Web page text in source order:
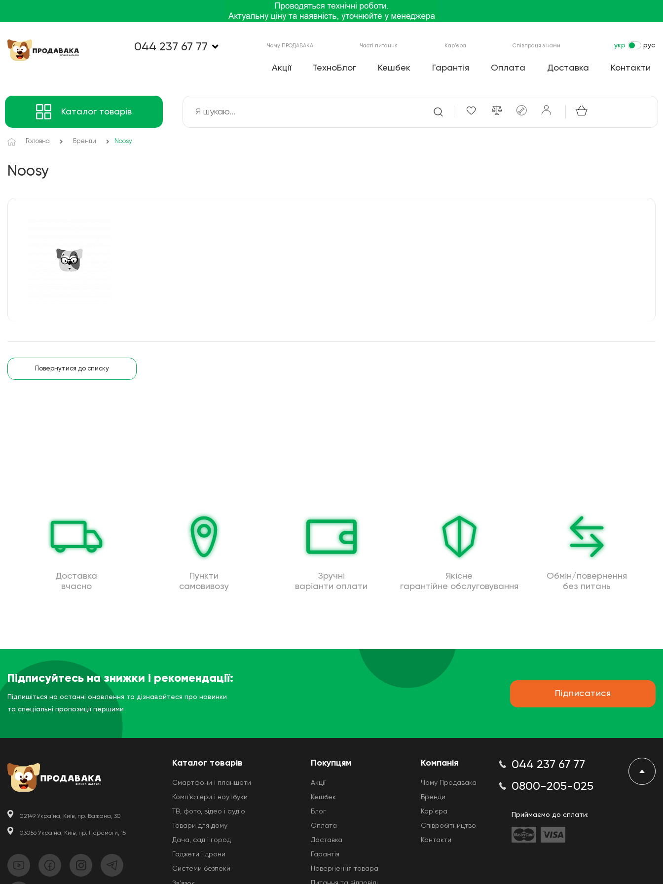
044 237 67 77 Чому ПРОДАВАКА Часті питання Кар'єра Співпраця з нами укр рус
Акції ТехноБлог Кешбек Гарантія Оплата Доставка Контакти
Каталог товарів
Головна Бренди Noosy
Noosy
Повернутися до списку
Доставка
вчасно
Пункти
самовивозу
Зручні
варіанти оплати
Якісне
гарантійне обслуговування
Обмін/повернення
без питань
Підписуйтесь на знижки і рекомендації:
Підпишіться на останні оновлення та дізнавайтеся про новинки
та спеціальні пропозиції першими
Підписатися
02149 Україна, Київ, пр. Бажана, 30
03056 Україна, Київ, пр. Перемоги, 15
Каталог товарів
Смартфони і планшети
Комп'ютери і ноутбуки
ТВ, фото, відео і аудіо
Товари для дому
Дача, сад і город
Гаджети і дрони
Системи безпеки
Покупцям
Акції
Кешбек
Блог
Оплата
Доставка
Гарантія
Повернення товара
Компанія
Чому Продавака
Бренди
Кар'єра
Співробітництво
Контакти
044 237 67 77
0800-205-025
Приймаємо до сплати: